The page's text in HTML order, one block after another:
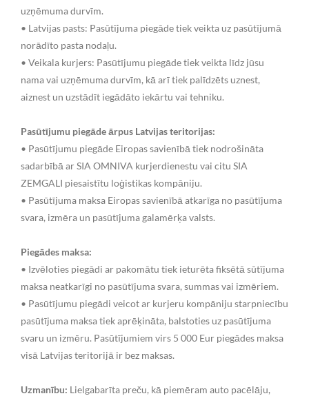
uzņēmuma durvīm.
• Latvijas pasts: Pasūtījuma piegāde tiek veikta uz pasūtījumā
norādīto pasta nodaļu.
• Veikala kurjers: Pasūtījumu piegāde tiek veikta līdz jūsu
nama vai uzņēmuma durvīm, kā arī tiek palīdzēts uznest,
aiznest un uzstādīt iegādāto iekārtu vai tehniku.
Pasūtījumu piegāde ārpus Latvijas teritorijas:
• Pasūtījumu piegāde Eiropas savienībā tiek nodrošināta
sadarbībā ar SIA OMNIVA kurjerdienestu vai citu SIA
ZEMGALI piesaistītu loģistikas kompāniju.
• Pasūtījuma maksa Eiropas savienībā atkarīga no pasūtījuma
svara, izmēra un pasūtījuma galamērķa valsts.
Piegādes maksa:
• Izvēloties piegādi ar pakomātu tiek ieturēta fiksētā sūtījuma
maksa neatkarīgi no pasūtījuma svara, summas vai izmēriem.
• Pasūtījumu piegādi veicot ar kurjeru kompāniju starpniecību
pasūtījuma maksa tiek aprēķināta, balstoties uz pasūtījuma
svaru un izmēru. Pasūtījumiem virs 5 000 Eur piegādes maksa
visā Latvijas teritorijā ir bez maksas.
Uzmanību: Lielgabarīta preču, kā piemēram auto pacēlāju,